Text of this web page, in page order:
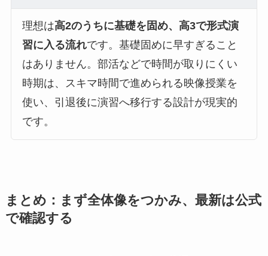
理想は高2のうちに基礎を固め、高3で形式演
習に入る流れです。基礎固めに早すぎること
はありません。部活などで時間が取りにくい
時期は、スキマ時間で進められる映像授業を
使い、引退後に演習へ移行する設計が現実的
です。
まとめ：まず全体像をつかみ、最新は公式
で確認する